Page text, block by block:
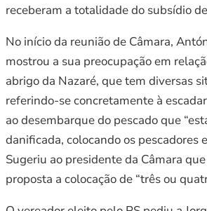
receberam a totalidade do subsídio
No início da reunião de Câmara,
mostrou a sua preocupação em
abrigo da Nazaré, que tem diversas
referindo-se concretamente à
ao desembarque do pescado que
danificada, colocando os pescadores
Sugeriu ao presidente da Câmara
proposta a colocação de “três ou